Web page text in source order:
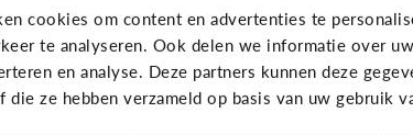
cookies om content en advertenties te
te analyseren. Ook delen we informatie over
en analyse. Deze partners kunnen deze
die ze hebben verzameld op basis van uw gebruik